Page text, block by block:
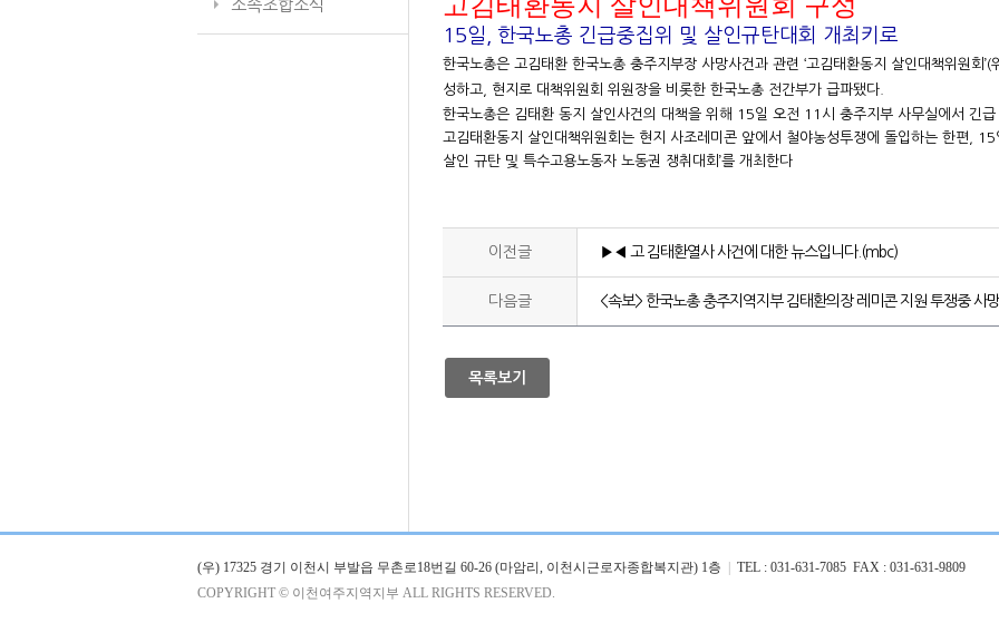
소속조합소식
15일, 한국노총 긴급중집위 및 살인규탄대회 개최키로
한국노총은 고김태환 한국노총 충주지부장 사망사건과 관련 ‘고김태환동지 살인대책위원회
성하고, 현지로 대책위원회 위원장을 비롯한 한국노총 전간부가 급파됐다.
한국노총은 김태환 동지 살인사건의 대책을 위해 15일 오전 11시 충주지부 사무실에서 긴
고김태환동지 살인대책위원회는 현지 사조레미콘 앞에서 철야농성투쟁에 돌입하는 한편,
살인 규탄 및 특수고용노동자 노동권 쟁취대회’를 개최한다
이전글 ▶◀ 고 김태환열사 사건에 대한 뉴스입니다.(mbc)
다음글 <속보> 한국노총 충주지역지부 김태환의장 레미콘 지원 투쟁중 사
목록보기
(우) 17325 경기 이천시 부발읍 무촌로18번길 60-26 (마암리, 이천시근로자종합복지관) 1층
TEL : 031-631-7085 FAX : 031-631-9809
COPYRIGHT © 이천여주지역지부 ALL RIGHTS RESERVED.